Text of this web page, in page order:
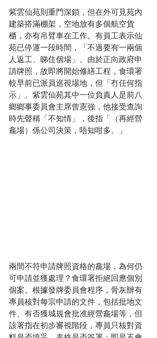
紫雲仙苑則重門深鎖，但在外可見苑內
建築搭滿棚架，空地放有多個航空貨
櫃，亦有吊臂車在工作。有員工表示仙
苑已停運一段時間，「不過要有一兩個
人返工、睇住個場」。由於正向政府申
請牌照，故即將開始修繕工程，食環署
較早前已派員巡視場地，但「冇任何指
示」。紫雲仙苑其中一位負責人是前八
鄉鄉事委員會主席曾憲強，他接受查詢
時先聲稱「不知情」，後指「（再經營
龕場）係公司決策，唔知咁多。」
兩間不符申請牌照資格的龕場，為何仍
可申請並獲處理？食環署拒絕回應個別
個案。根據發牌委員會程序，骨灰辦有
專員核對每宗申請的文件，包括批地文
件、有否獲城規會批准經營龕場等，但
該署指在初步審視階段，專員只核對資